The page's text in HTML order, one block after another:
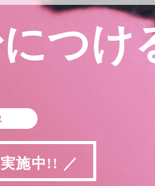
つけ
施中!! ／